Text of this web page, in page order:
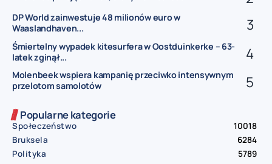
DP World zainwestuje 48 milionów euro w
Waaslandhaven...
Śmiertelny wypadek kitesurfera w Oostduinkerke – 63-
latek zginął...
Molenbeek wspiera kampanię przeciwko intensywnym
przelotom samolotów
Popularne kategorie
Społeczeństwo
10018
Bruksela
6284
Polityka
5789